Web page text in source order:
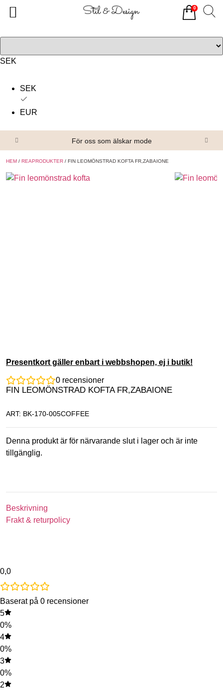
SEK
SEK
EUR
För oss som älskar mode
HEM / REAPRODUKTER / FIN LEOMÖNSTRAD KOFTA FR,ZABAIONE
Presentkort gäller enbart i webbshopen, ej i butik!
0 recensioner
FIN LEOMÖNSTRAD KOFTA FR,ZABAIONE
ART: BK-170-005COFFEE
Denna produkt är för närvarande slut i lager och är inte
tillgänglig.
Beskrivning
Frakt & returpolicy
0,0
Baserat på 0 recensioner
5
0%
4
0%
3
0%
2
0
Alla produkter
Om oss